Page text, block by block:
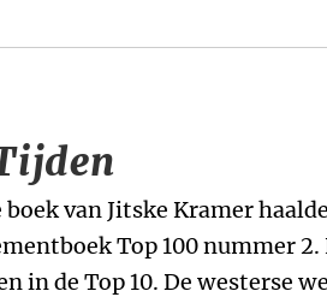
van Jitske Kramer
Top 100 nummer
in de Top 10. De westerse